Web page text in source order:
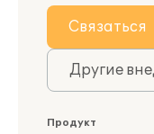
Связаться
Другие
Продукт